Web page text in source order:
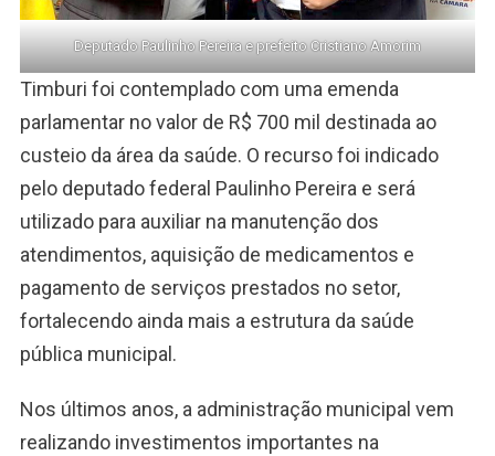
Deputado Paulinho Pereira e prefeito Cristiano Amorim
Timburi foi contemplado com uma emenda
parlamentar no valor de R$ 700 mil destinada ao
custeio da área da saúde. O recurso foi indicado
pelo deputado federal Paulinho Pereira e será
utilizado para auxiliar na manutenção dos
atendimentos, aquisição de medicamentos e
pagamento de serviços prestados no setor,
fortalecendo ainda mais a estrutura da saúde
pública municipal.
Nos últimos anos, a administração municipal vem
realizando investimentos importantes na